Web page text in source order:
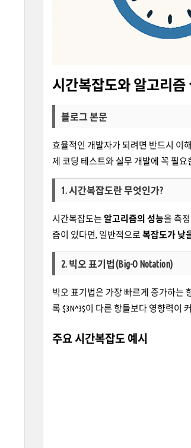
시간복잡도와 알고리즘
블로그 본문
효율적인 개발자가 되려면 반드시 이
제 코딩 테스트와 실무 개발에 꼭 필
1. 시간복잡도란 무엇인가?
시간복잡도는 알고리즘의 성능을 측
즘이 있다면, 일반적으로 복잡도가 낮
2. 빅오 표기법(Big-O Notation)
빅오 표기법은 가장 빠르게 증가하는
록 $3N^3$이 다른 항들보다 영향력이
주요 시간복잡도 예시